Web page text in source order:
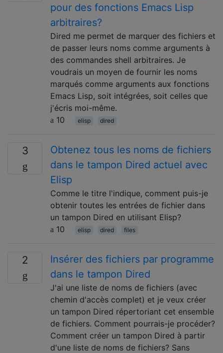
pour des fonctions Emacs Lisp
arbitraires?
Dired me permet de marquer des fichiers et
de passer leurs noms comme arguments à
des commandes shell arbitraires. Je
voudrais un moyen de fournir les noms
marqués comme arguments aux fonctions
Emacs Lisp, soit intégrées, soit celles que
j'écris moi-même.
10
elisp dired
3
Obtenez tous les noms de fichiers
dans le tampon Dired actuel avec
Elisp
Comme le titre l'indique, comment puis-je
obtenir toutes les entrées de fichier dans
un tampon Dired en utilisant Elisp?
10
elisp dired files
2
Insérer des fichiers par programme
dans le tampon Dired
J'ai une liste de noms de fichiers (avec
chemin d'accès complet) et je veux créer
un tampon Dired répertoriant cet ensemble
de fichiers. Comment pourrais-je procéder?
Comment créer un tampon Dired à partir
d'une liste de noms de fichiers? Sans